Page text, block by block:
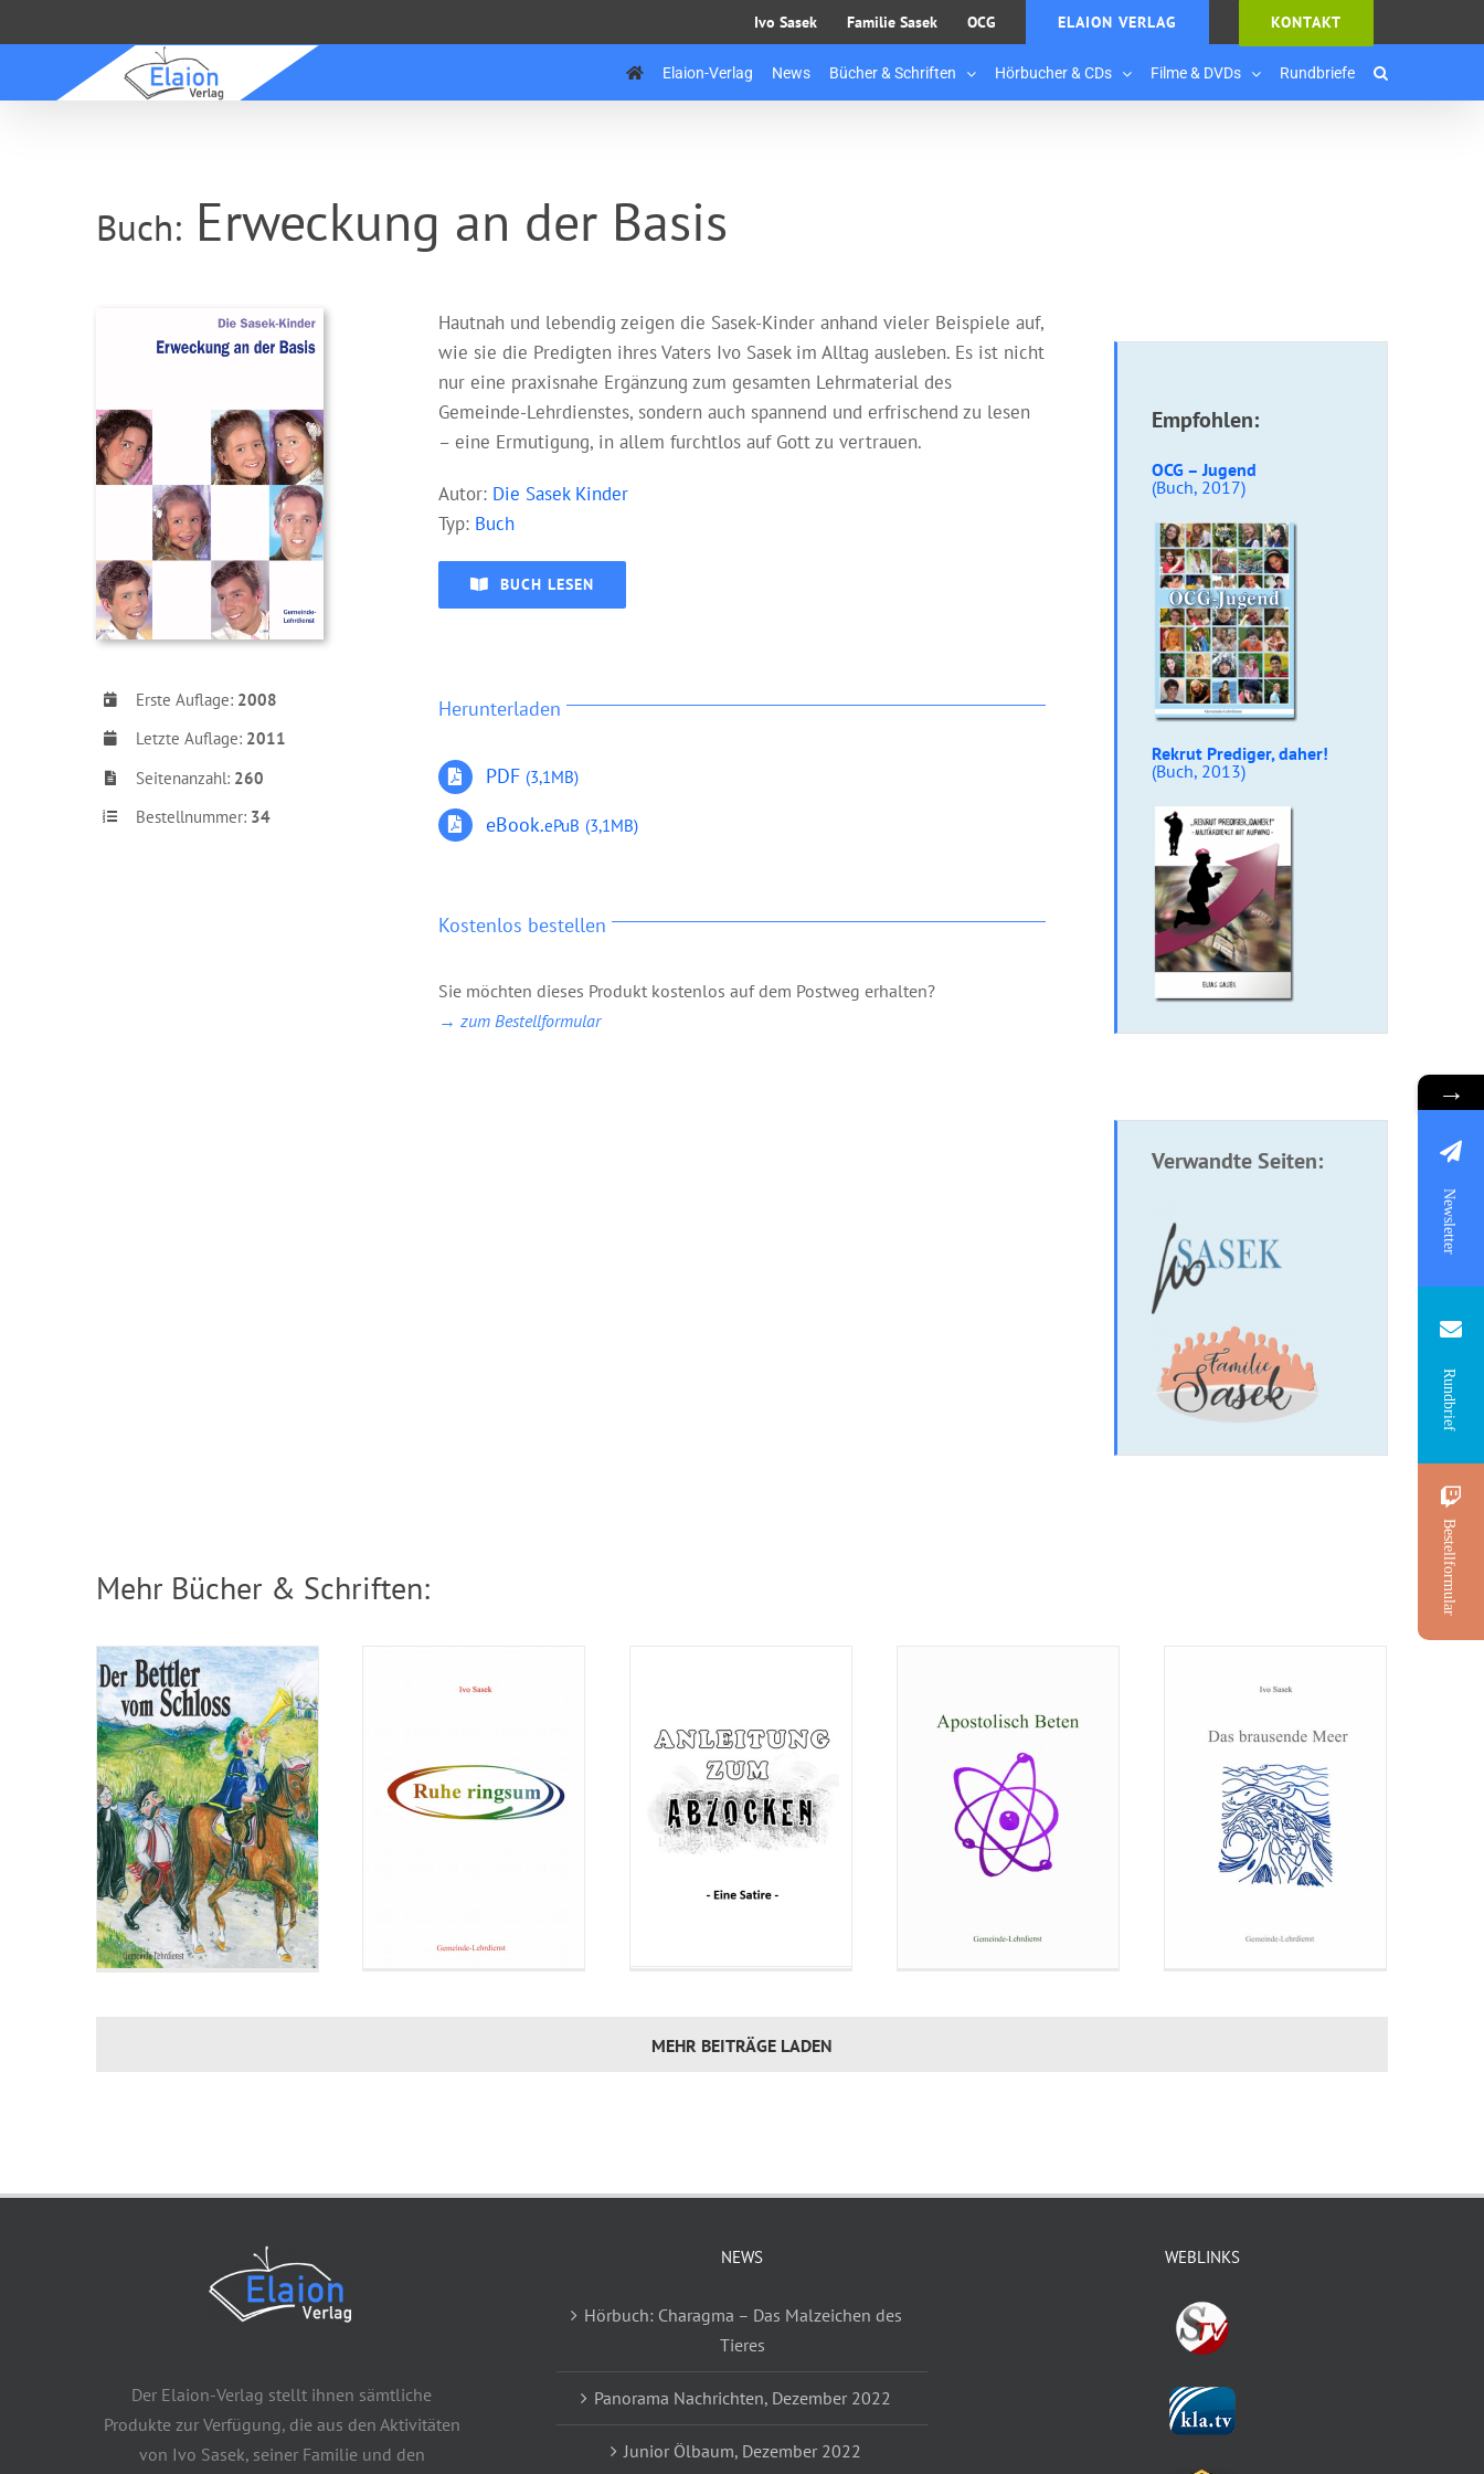
Inhalt
Ivo Sasek Familie Sasek OCG ELAION VERLAG KONTAKT
Elaion-Verlag News Bücher & Schriften Hörbucher & CDs Filme & DVDs Rundbriefe
Buch: Erweckung an der Basis
Erste Auflage: 2008
Letzte Auflage: 2011
Seitenanzahl: 260
Bestellnummer: 34
Hautnah und lebendig zeigen die Sasek-Kinder anhand vieler Beispiele auf,
wie sie die Predigten ihres Vaters Ivo Sasek im Alltag ausleben. Es ist nicht
nur eine praxisnahe Ergänzung zum gesamten Lehrmaterial des
Gemeinde-Lehrdienstes, sondern auch spannend und erfrischend zu lesen
– eine Ermutigung, in allem furchtlos auf Gott zu vertrauen.
Autor: Die Sasek Kinder
Typ: Buch
BUCH LESEN
Herunterladen
PDF (3,1MB)
eBook.ePuB (3,1MB)
Kostenlos bestellen
Sie möchten dieses Produkt kostenlos auf dem Postweg erhalten?
→ zum Bestellformular
Empfohlen:
OCG – Jugend
(Buch, 2017)
Rekrut Prediger, daher!
(Buch, 2013)
Verwandte Seiten:
Mehr Bücher & Schriften:
MEHR BEITRÄGE LADEN
Der Elaion-Verlag stellt ihnen sämtliche
Produkte zur Verfügung, die aus den Aktivitäten
von Ivo Sasek, seiner Familie und den
NEWS
Hörbuch: Charagma – Das Malzeichen des
Tieres
Panorama Nachrichten, Dezember 2022
Junior Ölbaum, Dezember 2022
WEBLINKS
→
Newsletter
Rundbrief
Bestellformular